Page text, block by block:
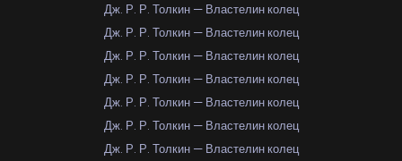
Дж. Р. Р. Толкин — Властелин колец
Дж. Р. Р. Толкин — Властелин колец
Дж. Р. Р. Толкин — Властелин колец
Дж. Р. Р. Толкин — Властелин колец
Дж. Р. Р. Толкин — Властелин колец
Дж. Р. Р. Толкин — Властелин колец
Дж. Р. Р. Толкин — Властелин колец